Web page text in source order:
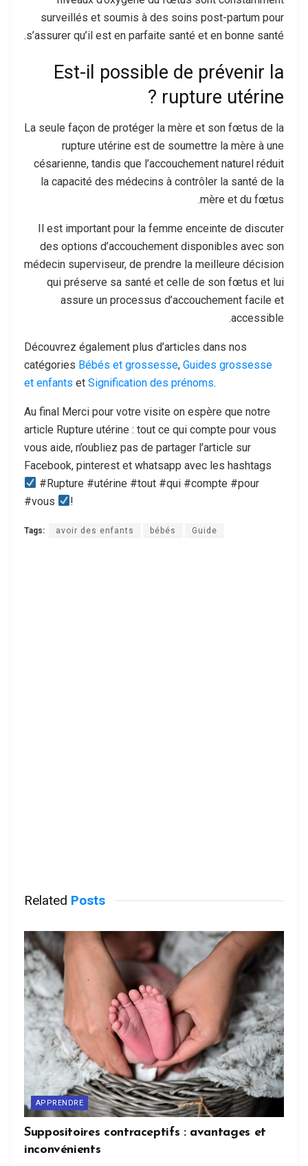
surveillés et soumis à des soins post-partum pour
s’assurer qu’il est en parfaite santé et en bonne santé.
Est-il possible de prévenir la
rupture utérine ?
La seule façon de protéger la mère et son fœtus de la
rupture utérine est de soumettre la mère à une
césarienne, tandis que l’accouchement naturel réduit
la capacité des médecins à contrôler la santé de la
mère et du fœtus.
Il est important pour la femme enceinte de discuter
des options d’accouchement disponibles avec son
médecin superviseur, de prendre la meilleure décision
qui préserve sa santé et celle de son fœtus et lui
assure un processus d’accouchement facile et
accessible.
Découvrez également plus d’articles dans nos
catégories Bébés et grossesse, Guides grossesse
et enfants et Signification des prénoms.
Au final Merci pour votre visite on espère que notre
article Rupture utérine : tout ce qui compte pour vous
vous aide, n’oubliez pas de partager l’article sur
Facebook, pinterest et whatsapp avec les hashtags
#Rupture #utérine #tout #qui #compte #pour
#vous
!
Tags: avoir des enfants bébés Guide
Related Posts
APPRENDRE
Suppositoires contraceptifs : avantages et
inconvénients